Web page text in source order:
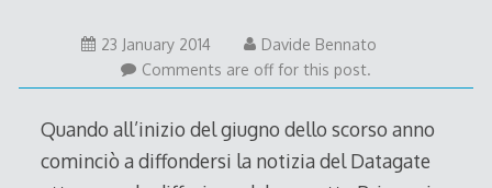
23 January 2014
January
2014
Davide Bennato
Comments are off for this post.
Quando all’inizio del giugno dello scorso anno
cominciò a diffondersi la notizia del Datagate